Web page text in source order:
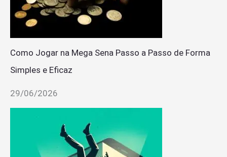
Como Jogar na Mega Sena Passo a Passo de Forma
Simples e Eficaz
29/06/2026